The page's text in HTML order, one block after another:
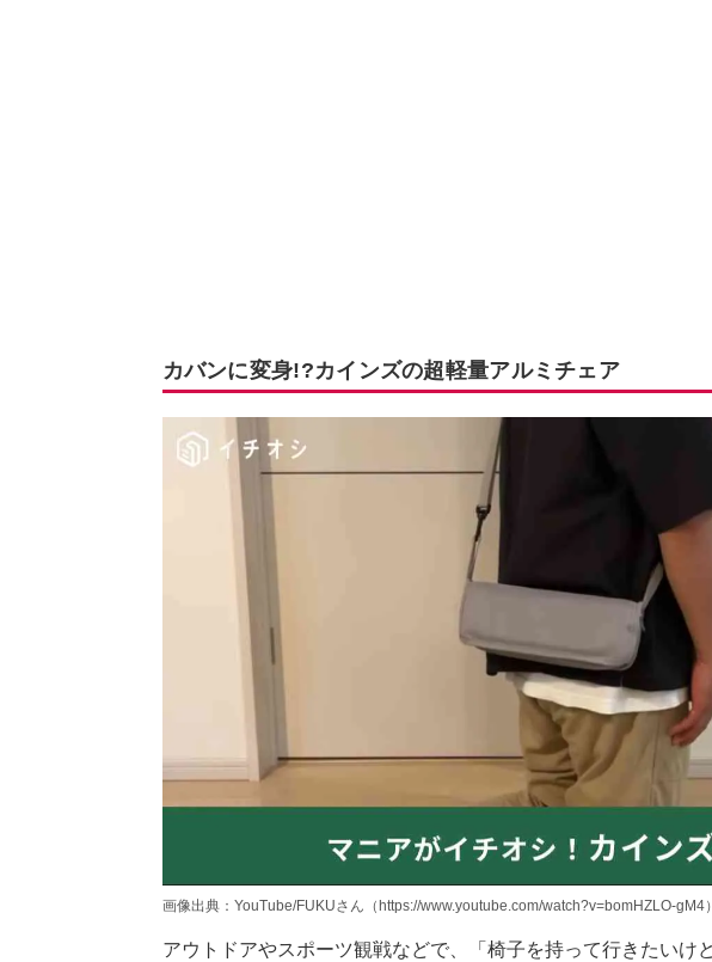
カバンに変身!?カインズの超軽量アルミチェア
画像出典：YouTube/FUKUさん（https://www.youtube.com/watch?v=bomHZLO-gM4）
アウトドアやスポーツ観戦などで、「椅子を持って行きたい